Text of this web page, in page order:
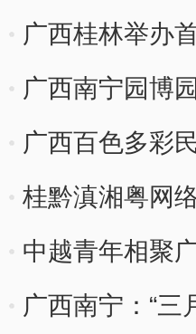
广西桂林举办
广西南宁园博
广西百色多彩
桂黔滇湘粤网
中越青年相聚
广西南宁：“三